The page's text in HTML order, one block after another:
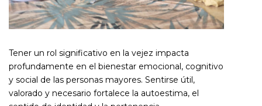
Tener un rol significativo en la vejez impacta
profundamente en el bienestar emocional, cognitivo
y social de las personas mayores. Sentirse útil,
valorado y necesario fortalece la autoestima, el